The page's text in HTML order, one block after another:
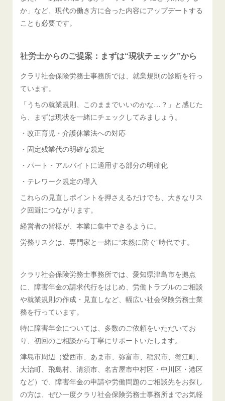
か」など、現代の働き方に合った内容にアップデートする
ことも必要です。
社労士からのご提案：まずは“現状チェック”から
クラリ社会保険労務士事務所では、就業規則の診断を行っ
ています。
「うちの就業規則、このままでいいのかな…？」と感じた
ら、まずは現状を一緒にチェックしてみましょう。
・改正育児・介護休業法への対応
・固定残業代の明確な規定
・パート・アルバイトに適用する部分の明確化
・テレワーク規定の導入
これらの見直しポイントを押さえるだけでも、大きなリス
ク回避につながります。
経営者の皆様が、本業に集中できるように。
労務リスクは、専門家と一緒に“未然に防ぐ”時代です。
クラリ社会保険労務士事務所では、愛知県津島市を拠点
に、障害年金の請求代行をはじめ、労働トラブルのご相談
や就業規則の作成・見直しなど、幅広い社会保険労務士業
務を行っています。
特に障害年金については、多数のご依頼をいただいてお
り、初回のご相談から丁寧にサポートいたします。
津島市周辺（愛西市、あま市、弥富市、稲沢市、蟹江町、
大治町、飛島村、清須市、名古屋市中村区・中川区・港区
など）で、障害年金の申請や労働問題のご相談先をお探し
の方は、ぜひ一度クラリ社会保険労務士事務所までお気軽